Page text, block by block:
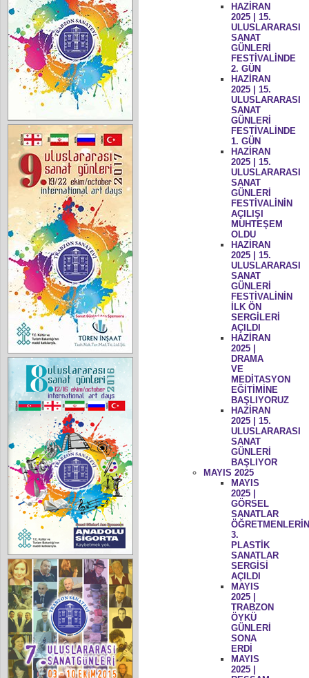
HAZİRAN
2025 | 15.
ULUSLARARASI
SANAT
GÜNLERİ
FESTİVALİNDE
2. GÜN
HAZİRAN
2025 | 15.
ULUSLARARASI
SANAT
GÜNLERİ
FESTİVALİNDE
1. GÜN
HAZİRAN
2025 | 15.
ULUSLARARASI
SANAT
GÜNLERİ
FESTİVALİNİN
AÇILIŞI
MUHTEŞEM
OLDU
HAZİRAN
2025 | 15.
ULUSLARARASI
SANAT
GÜNLERİ
FESTİVALİNİN
İLK ÖN
SERGİLERİ
AÇILDI
HAZİRAN
2025 |
DRAMA
VE
MEDİTASYON
EĞİTİMİNE
BAŞLIYORUZ
HAZİRAN
2025 | 15.
ULUSLARARASI
SANAT
GÜNLERİ
BAŞLIYOR
MAYIS 2025
MAYIS
2025 |
GÖRSEL
SANATLAR
3.
PLASTİK
SANATLAR
SERGİSİ
AÇILDI
MAYIS
2025 |
TRABZON
ÖYKÜ
GÜNLERİ
SONA
ERDİ
MAYIS
2025 |